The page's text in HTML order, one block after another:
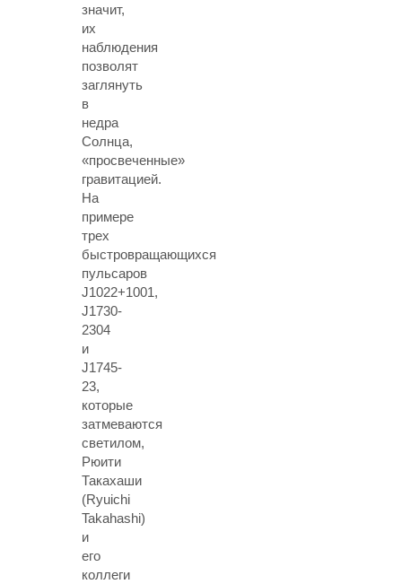
значит,
их
наблюдения
позволят
заглянуть
в
недра
Солнца,
«просвеченные»
гравитацией.
На
примере
трех
быстровращающихся
пульсаров
J1022+1001,
J1730-
2304
и
J1745-
23,
которые
затмеваются
светилом,
Рюити
Такахаши
(Ryuichi
Takahashi)
и
его
коллеги